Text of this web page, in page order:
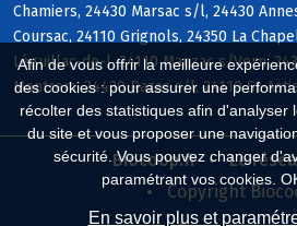
Afin de vous offrir la meilleure
des cookies : pour assurer une
récolter des statistiques afin d'analyser
du site et vous proposer une
sécurité. Vous pouvez changer
paramétrant vos cookies.
En savoir plus et
Chamiers, 24430 Marsac s/l, 24430
Coursac, 24110 Grignols, 24350 La
Léguillac-de-l, 24110 Manzac s/Vern,
Montrem, 24430 Razac s/l, 24110 St-
Biocoop.fr
Le
Copyright